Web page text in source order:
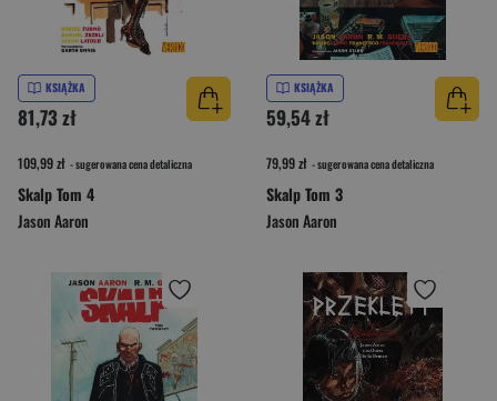
KSIĄŻKA
81,73 zł
109,99 zł - sugerowana cena detaliczna
Skalp Tom 4
Jason Aaron
KSIĄŻKA
59,54 zł
79,99 zł - sugerowana cena detaliczna
Skalp Tom 3
Jason Aaron